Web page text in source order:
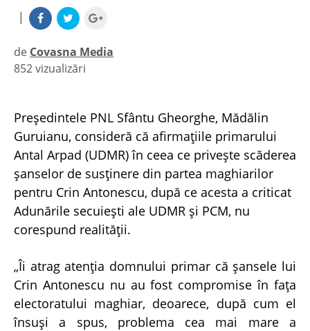
|
de Covasna Media
|
852 vizualizări
Preşedintele PNL Sfântu Gheorghe, Mădălin
Guruianu, consideră că afirmaţiile primarului
Antal Arpad (UDMR) în ceea ce priveşte scăderea
şanselor de susţinere din partea maghiarilor
pentru Crin Antonescu, după ce acesta a criticat
Adunările secuieşti ale UDMR şi PCM, nu
corespund realităţii.
„Îi atrag atenţia domnului primar că şansele lui
Crin Antonescu nu au fost compromise în faţa
electoratului maghiar, deoarece, după cum el
însuşi a spus, problema cea mai mare a